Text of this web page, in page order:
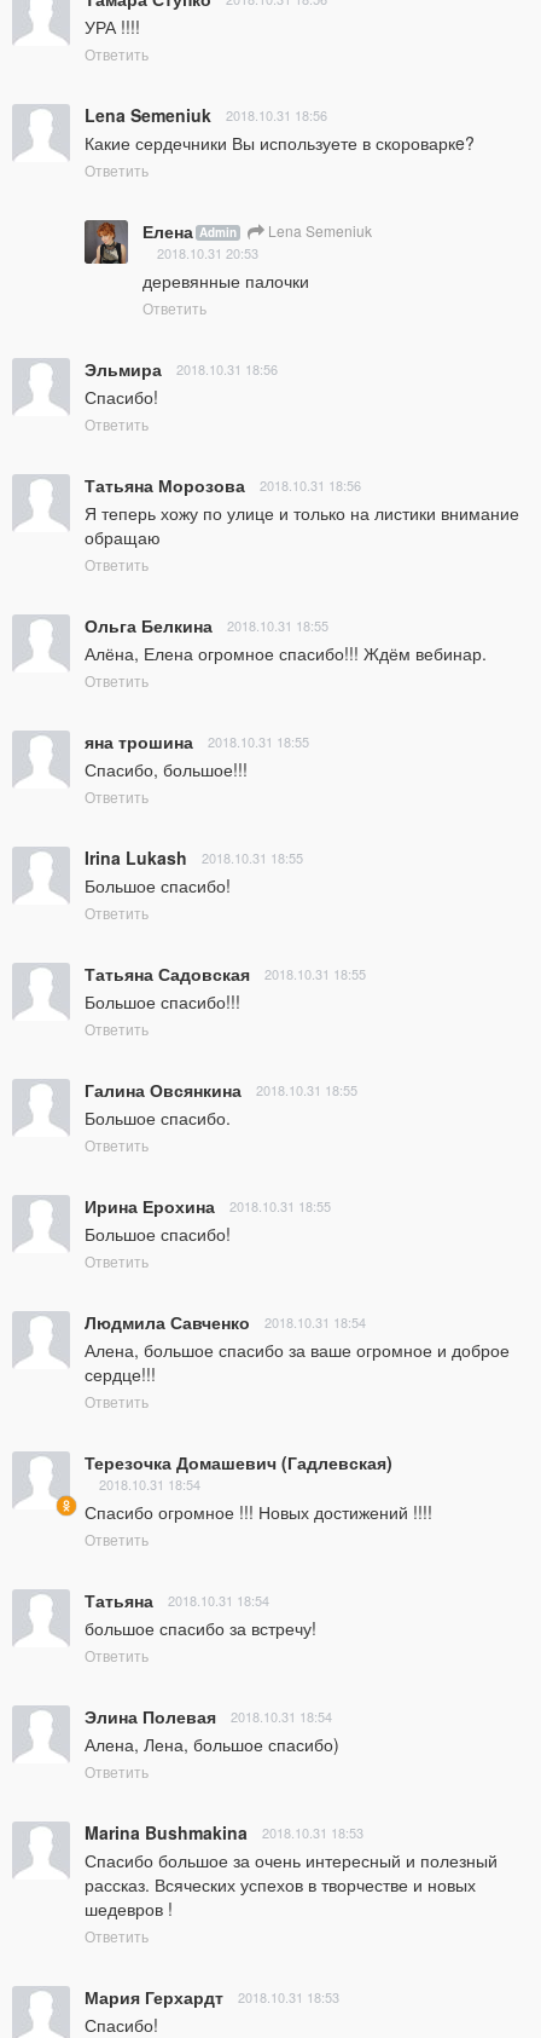
УРА !!!!
Ответить
Lena Semeniuk 2018.10.31 18:56
Какие сердечники Вы используете в скороваркe?
Ответить
Елена Admin Lena Semeniuk
2018.10.31 20:53
деревянные палочки
Ответить
Эльмира 2018.10.31 18:56
Спасибо!
Ответить
Татьяна Морозова 2018.10.31 18:56
Я теперь хожу по улице и только на листики внимание
обращаю
Ответить
Ольга Белкина 2018.10.31 18:55
Алёна, Елена огромное спасибо!!! Ждём вебинар.
Ответить
яна трошина 2018.10.31 18:55
Спасибо, большое!!!
Ответить
Irina Lukash 2018.10.31 18:55
Большое спасибо!
Ответить
Татьяна Садовская 2018.10.31 18:55
Большое спасибо!!!
Ответить
Галина Овсянкина 2018.10.31 18:55
Большое спасибо.
Ответить
Ирина Ерохина 2018.10.31 18:55
Большое спасибо!
Ответить
Людмила Савченко 2018.10.31 18:54
Алена, большое спасибо за ваше огромное и доброе
сердце!!!
Ответить
Терезочка Домашевич (Гадлевская)
2018.10.31 18:54
Спасибо огромное !!! Новых достижений !!!!
Ответить
Татьяна 2018.10.31 18:54
большое спасибо за встречу!
Ответить
Элина Полевая 2018.10.31 18:54
Алена, Лена, большое спасибо)
Ответить
Marina Bushmakina 2018.10.31 18:53
Спасибо большое за очень интересный и полезный
рассказ. Всяческих успехов в творчестве и новых
шедевров !
Ответить
Мария Герхардт 2018.10.31 18:53
Спасибо!